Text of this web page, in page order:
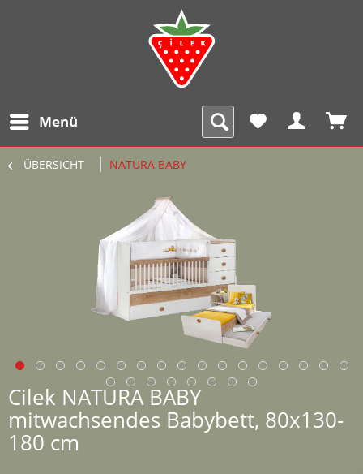
Menü
ÜBERSICHT NATURA BABY
Cilek NATURA BABY
mitwachsendes Babybett, 80x130-
180 cm